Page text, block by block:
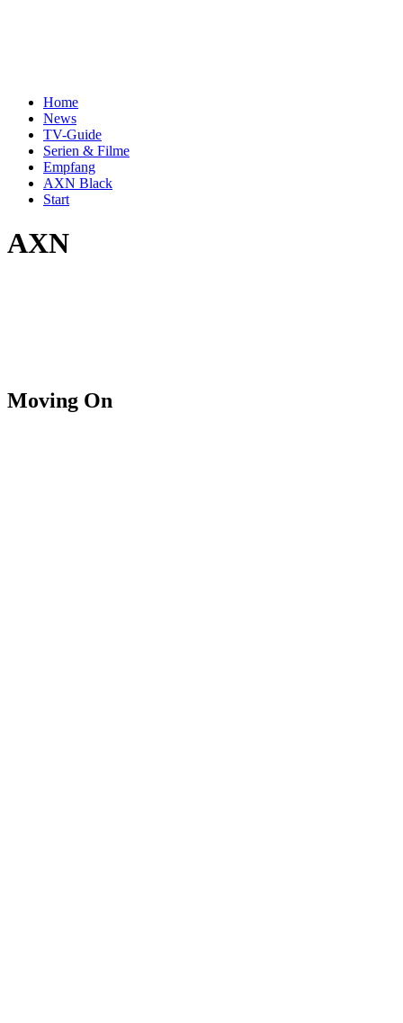
Home
News
TV-Guide
Serien & Filme
Empfang
AXN Black
Start
AXN
Moving On